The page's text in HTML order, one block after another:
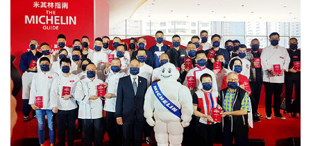
日記簿
餐桌週記
享樂隨手拍
照相簿
影音區